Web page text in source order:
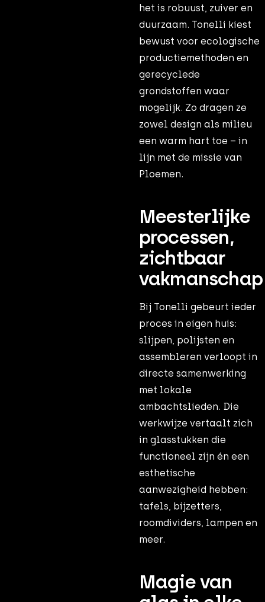
het is robuust, zuiver en
duurzaam. Tonelli kiest
bewust voor ecologische
productiemethoden en
gerecyclede
grondstoffen waar
mogelijk. Zo dragen ze
zowel design als milieu
een warm hart toe – in
lijn met de missie van
Ploemen.
Meesterlijke
processen,
zichtbaar
vakmanschap
Bij Tonelli gebeurt ieder
proces in eigen huis:
slijpen, polijsten en
assembleren verloopt in
directe samenwerking
met lokale
ambachtslieden. Die
werkwijze vertaalt zich
in glasstukken die
functioneel zijn én een
esthetische
aanwezigheid hebben:
tafels, bijzetters,
roomdividers, lampen en
meer.
Magie van